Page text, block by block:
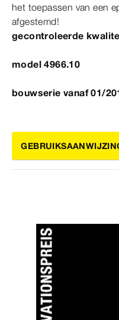
het toepassen van een
afgestemd!
gecontroleerde
model 4966.10
bouwserie vanaf 01/